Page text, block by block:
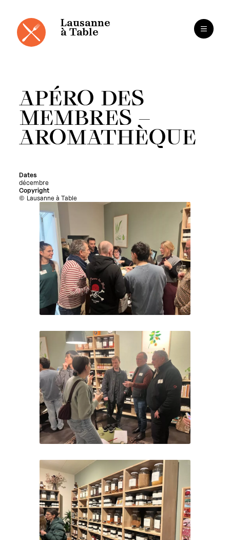
contenu
Lausanne
à Table
APÉRO DES
MEMBRES –
AROMATHÈQUE
Dates
décembre
Copyright
Lausanne à Table